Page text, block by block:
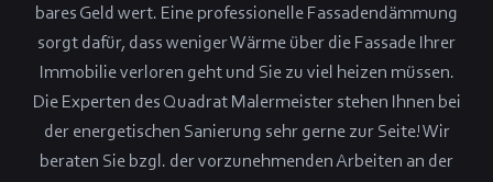
bares Geld wert. Eine professionelle Fassadendämmung
sorgt dafür, dass weniger Wärme über die Fassade Ihrer
Immobilie verloren geht und Sie zu viel heizen müssen.
Die Experten des Quadrat Malermeister stehen Ihnen bei
der energetischen Sanierung sehr gerne zur Seite! Wir
beraten Sie bzgl. der vorzunehmenden Arbeiten an der